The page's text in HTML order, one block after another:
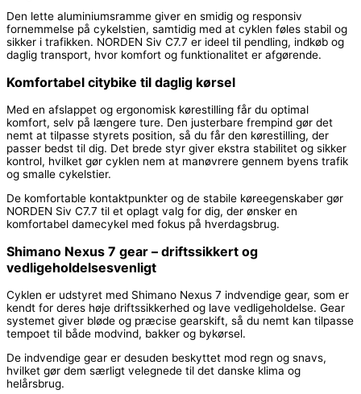
Den lette aluminiumsramme giver en smidig og responsiv
fornemmelse på cykelstien, samtidig med at cyklen føles stabil og
sikker i trafikken. NORDEN Siv C7.7 er ideel til pendling, indkøb og
daglig transport, hvor komfort og funktionalitet er afgørende.
Komfortabel citybike til daglig kørsel
Med en afslappet og ergonomisk kørestilling får du optimal
komfort, selv på længere ture. Den justerbare frempind gør det
nemt at tilpasse styrets position, så du får den kørestilling, der
passer bedst til dig. Det brede styr giver ekstra stabilitet og sikker
kontrol, hvilket gør cyklen nem at manøvrere gennem byens trafik
og smalle cykelstier.
De komfortable kontaktpunkter og de stabile køreegenskaber gør
NORDEN Siv C7.7 til et oplagt valg for dig, der ønsker en
komfortabel damecykel med fokus på hverdagsbrug.
Shimano Nexus 7 gear – driftssikkert og
vedligeholdelsesvenligt
Cyklen er udstyret med Shimano Nexus 7 indvendige gear, som er
kendt for deres høje driftssikkerhed og lave vedligeholdelse. Gear
systemet giver bløde og præcise gearskift, så du nemt kan tilpasse
tempoet til både modvind, bakker og bykørsel.
De indvendige gear er desuden beskyttet mod regn og snavs,
hvilket gør dem særligt velegnede til det danske klima og
helårsbrug.